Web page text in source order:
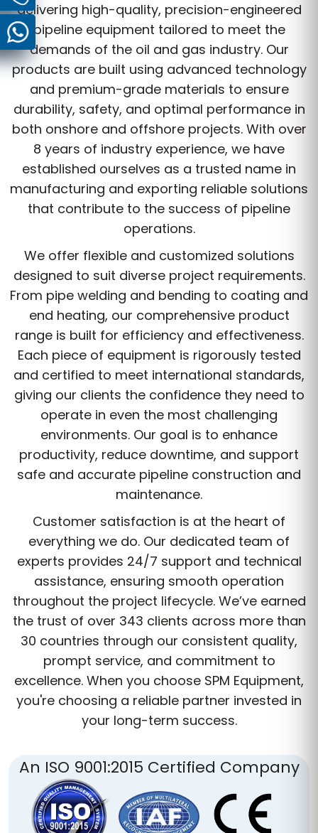
delivering high-quality, precision-engineered
pipeline equipment tailored to meet the
demands of the oil and gas industry. Our
products are built using advanced technology
and premium-grade materials to ensure
durability, safety, and optimal performance in
both onshore and offshore projects. With over
8 years of industry experience, we have
established ourselves as a trusted name in
manufacturing and exporting reliable solutions
that contribute to the success of pipeline
operations.
We offer flexible and customized solutions
designed to suit diverse project requirements.
From pipe welding and bending to coating and
end heating, our comprehensive product
range is built for efficiency and effectiveness.
Each piece of equipment is rigorously tested
and certified to meet international standards,
giving our clients the confidence they need to
operate in even the most challenging
environments. Our goal is to enhance
productivity, reduce downtime, and support
safe and accurate pipeline construction and
maintenance.
Customer satisfaction is at the heart of
everything we do. Our dedicated team of
experts provides 24/7 support and technical
assistance, ensuring smooth operation
throughout the project lifecycle. We’ve earned
the trust of over 343 clients across more than
30 countries through our consistent quality,
prompt service, and commitment to
excellence. When you choose SPM Equipment,
you're choosing a reliable partner invested in
your long-term success.
An ISO 9001:2015 Certified Company